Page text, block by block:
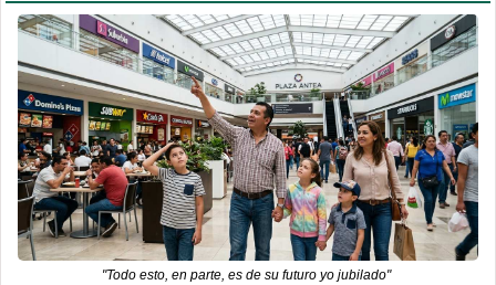
"Todo esto, en parte, es de su futuro yo jubilado"